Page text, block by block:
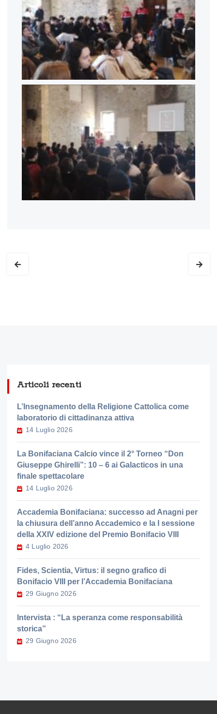
Articoli recenti
L’Insegnamento della Religione Cattolica come
laboratorio di cittadinanza attiva
14 Luglio 2026
La Bonifaciana Calcio vince il 2° Torneo “Don
Giuseppe Ghirelli”: 10 – 6 ai Galacticos in una
finale spettacolare
14 Luglio 2026
Accademia Bonifaciana: successo ad Anagni per
la chiusura dell’anno Accademico e la I sessione
della XXIV edizione del Premio Bonifacio VIII
4 Luglio 2026
Fides, Scientia, Virtus: il segno grafico di
Bonifacio VIII per l’Accademia Bonifaciana
29 Giugno 2026
Intervista : “La speranza come responsabilità
storica”
29 Giugno 2026